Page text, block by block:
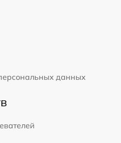
данных